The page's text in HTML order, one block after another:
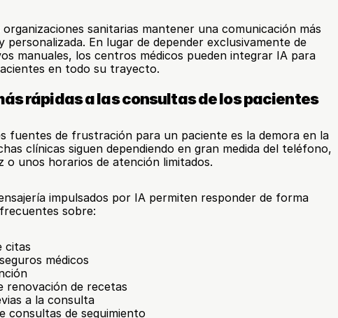
sanitarias mantener una comunicación más
personalizada. En lugar de depender exclusivamente de
manuales, los centros médicos pueden integrar IA para
en todo su trayecto.
rápidas a las consultas de los pacientes
fuentes de frustración para un paciente es la demora en la
clínicas siguen dependiendo en gran medida del teléfono,
o unos horarios de atención limitados.
impulsados por IA permiten responder de forma
sobre:
citas
médicos
renovación de recetas
a la consulta
consultas de seguimiento